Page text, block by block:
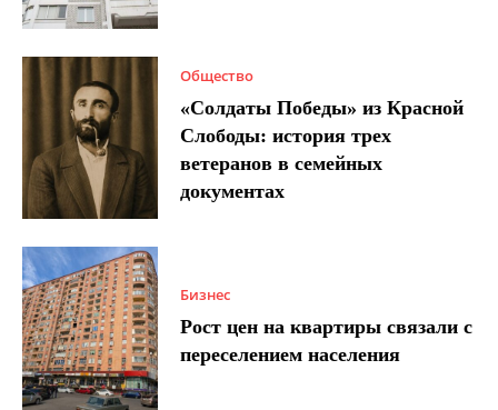
Общество
«Солдаты Победы» из Красной
Слободы: история трех
ветеранов в семейных
документах
Бизнес
Рост цен на квартиры связали с
переселением населения